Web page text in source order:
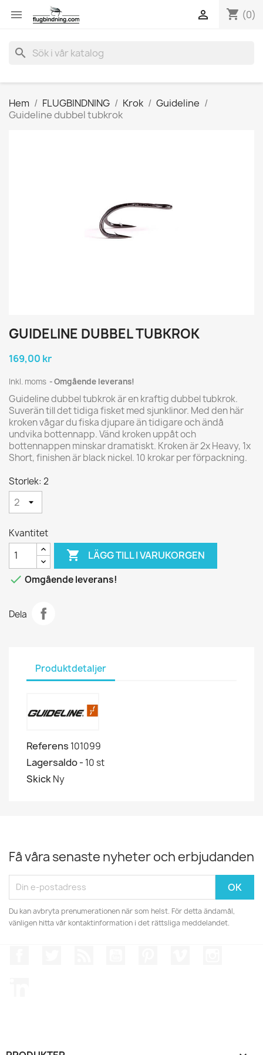
 shopping_cart (0)

search
Hem FLUGBINDNING Krok
Guideline
Guideline dubbel tubkrok
GUIDELINE DUBBEL TUBKROK
169,00 kr
Inkl. moms Omgående leverans!
Guideline dubbel tubkrok är en kraftig dubbel tubkrok.
Suverän till det tidiga fisket med sjunklinor. Med den här
kroken vågar du fiska djupare än tidigare och ändå
undvika bottennapp. Vänd kroken uppåt och
bottennappen minskar dramatiskt. Kroken är 2x Heavy, 1x
Short, finishen är black nickel. 10 krokar per förpackning.
Storlek: 2
Kvantitet
 LÄGG TILL I VARUKORGEN
 Omgående leverans!
Dela
Produktdetaljer
Referens 101099
Lagersaldo - 10 st
SkickNy
Få våra senaste nyheter och erbjudanden
Du kan avbryta prenumerationen när som helst. För detta ändamål,
vänligen hitta vår kontaktinformation i det rättsliga meddelandet.